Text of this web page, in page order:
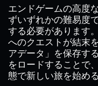
エンドゲームの高度
ずいずれかの難易度
する必要があります
へのクエストが結末
アデータ」を保存す
をロードすることで
態で新しい旅を始め